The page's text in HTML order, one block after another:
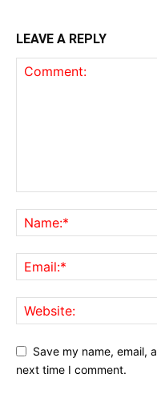
LEAVE A REPLY
Save my name, email,
next time I comment.